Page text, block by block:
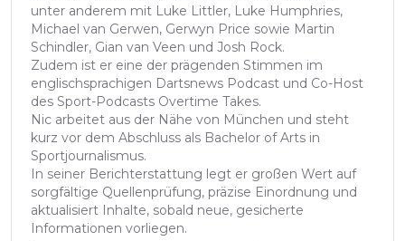
unter anderem mit Luke Littler, Luke Humphries,
Michael van Gerwen, Gerwyn Price sowie Martin
Schindler, Gian van Veen und Josh Rock.
Zudem ist er eine der prägenden Stimmen im
englischsprachigen Dartsnews Podcast und Co-Host
des Sport-Podcasts Overtime Takes.
Nic arbeitet aus der Nähe von München und steht
kurz vor dem Abschluss als Bachelor of Arts in
Sportjournalismus.
In seiner Berichterstattung legt er großen Wert auf
sorgfältige Quellenprüfung, präzise Einordnung und
aktualisiert Inhalte, sobald neue, gesicherte
Informationen vorliegen.